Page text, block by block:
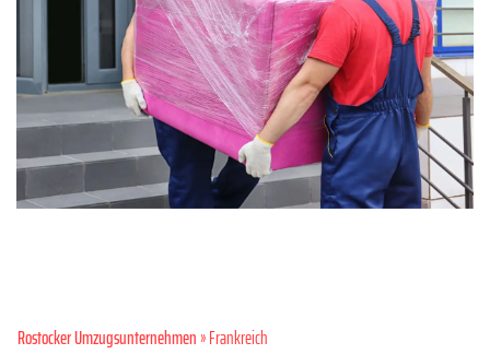
Rostocker Umzugsunternehmen» Frankreich